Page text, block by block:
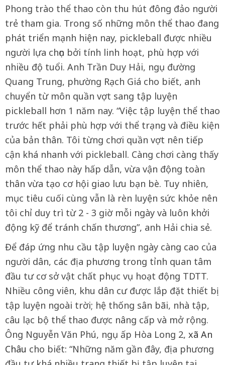
Phong trào thể thao còn thu hút đông đảo người
trẻ tham gia. Trong số những môn thể thao đang
phát triển mạnh hiện nay, pickleball được nhiều
người lựa chọn bởi tính linh hoạt, phù hợp với
nhiều độ tuổi. Anh Trần Duy Hải, ngụ đường
Quang Trung, phường Rạch Giá cho biết, anh
chuyển từ môn quần vợt sang tập luyện
pickleball hơn 1 năm nay. “Việc tập luyện thể thao
trước hết phải phù hợp với thể trạng và điều kiện
của bản thân. Tôi từng chơi quần vợt nên tiếp
cận khá nhanh với pickleball. Càng chơi càng thấy
môn thể thao này hấp dẫn, vừa vận động toàn
thân vừa tạo cơ hội giao lưu bạn bè. Tuy nhiên,
mục tiêu cuối cùng vẫn là rèn luyện sức khỏe nên
tôi chỉ duy trì từ 2 - 3 giờ mỗi ngày và luôn khởi
động kỹ để tránh chấn thương”, anh Hải chia sẻ.
Để đáp ứng nhu cầu tập luyện ngày càng cao của
người dân, các địa phương trong tỉnh quan tâm
đầu tư cơ sở vật chất phục vụ hoạt động TDTT.
Nhiều công viên, khu dân cư được lắp đặt thiết bị
tập luyện ngoài trời; hệ thống sân bãi, nhà tập,
câu lạc bộ thể thao được nâng cấp và mở rộng.
Ông Nguyễn Văn Phú, ngụ ấp Hòa Long 2, xã An
Châu cho biết: “Những năm gần đây, địa phương